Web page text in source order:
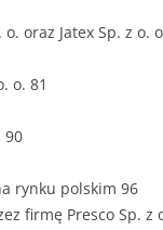
oraz Jatex Sp. z o.
o. 81
90
rynku polskim 96
firmę Presco Sp. z